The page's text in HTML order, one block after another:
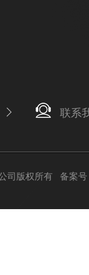
联系
司版权所有 备案号